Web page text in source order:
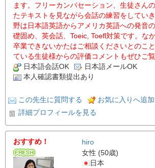
ます。フリーカンバセーション、生徒さん
たテキストを見ながら会話の練習をしてい
野は日本語英語からアメリカ英語への発音
礎固め、英会話、Toeic, Toefl対策です。な
卒業できないかたはご相談くださいとのこ
ている生徒様からの評価コメントもぜひご覧
日本語会話OK
日本語メールOK
本人確認書類提出あり
この先生に質問する
お気に入りへ追
詳細プロフィールを見る
おすすめ！
hiro
女性 (50歳)
日本